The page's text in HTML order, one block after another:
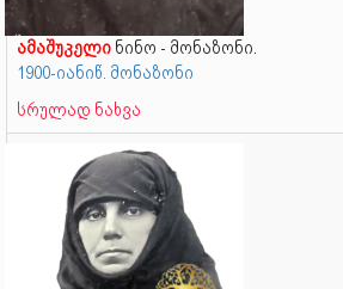
ამაშუკელი ნინო - მონაზონი.
1900-იანიწ. მონაზონი
სრულად ნახვა